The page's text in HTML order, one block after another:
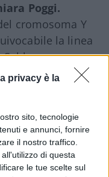
privacy è la
sito, tecnologie
e annunci, fornire
il nostro traffico.
di questa
le tue scelte sul
Poggi.
cromosoma Y
la linea
ma
si dica che non
scientifica
elementi più
la consulenza